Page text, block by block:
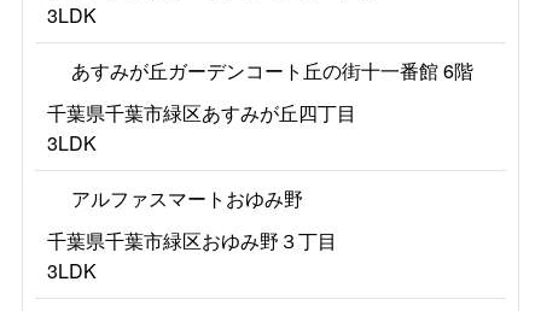
3LDK
あすみが丘ガーデンコート丘の街十一番館 6階
千葉県千葉市緑区あすみが丘四丁目
3LDK
アルファスマートおゆみ野
千葉県千葉市緑区おゆみ野３丁目
3LDK